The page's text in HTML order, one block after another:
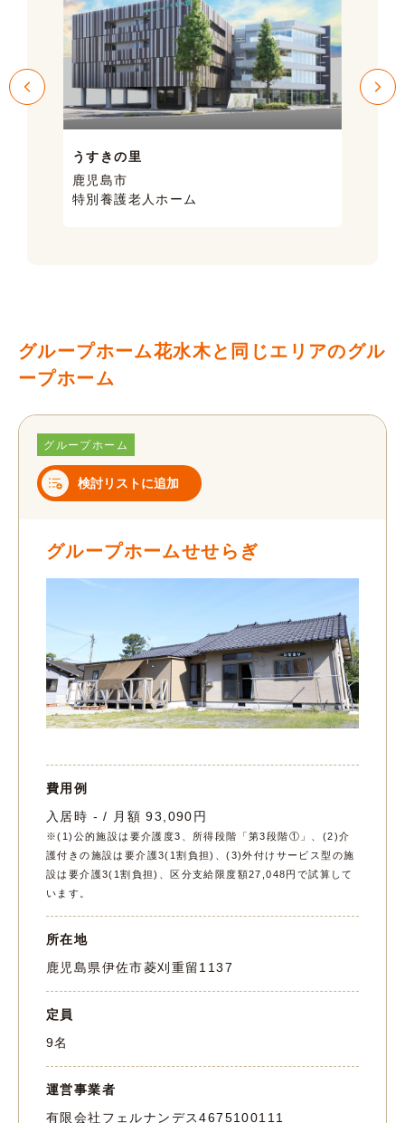
うすきの里
鹿児島市
特別養護老人ホーム
グループホーム花水木と同じエリアのグル
ープホーム
グループホーム
検討リストに追加
グループホームせせらぎ
費用例
入居時 - / 月額 93,090円
※(1)公的施設は要介護度3、所得段階「第3段階①」、(2)介
護付きの施設は要介護3(1割負担)、(3)外付けサービス型の施
設は要介護3(1割負担)、区分支給限度額27,048円で試算して
います。
所在地
鹿児島県伊佐市菱刈重留1137
定員
9名
運営事業者
有限会社フェルナンデス4675100111